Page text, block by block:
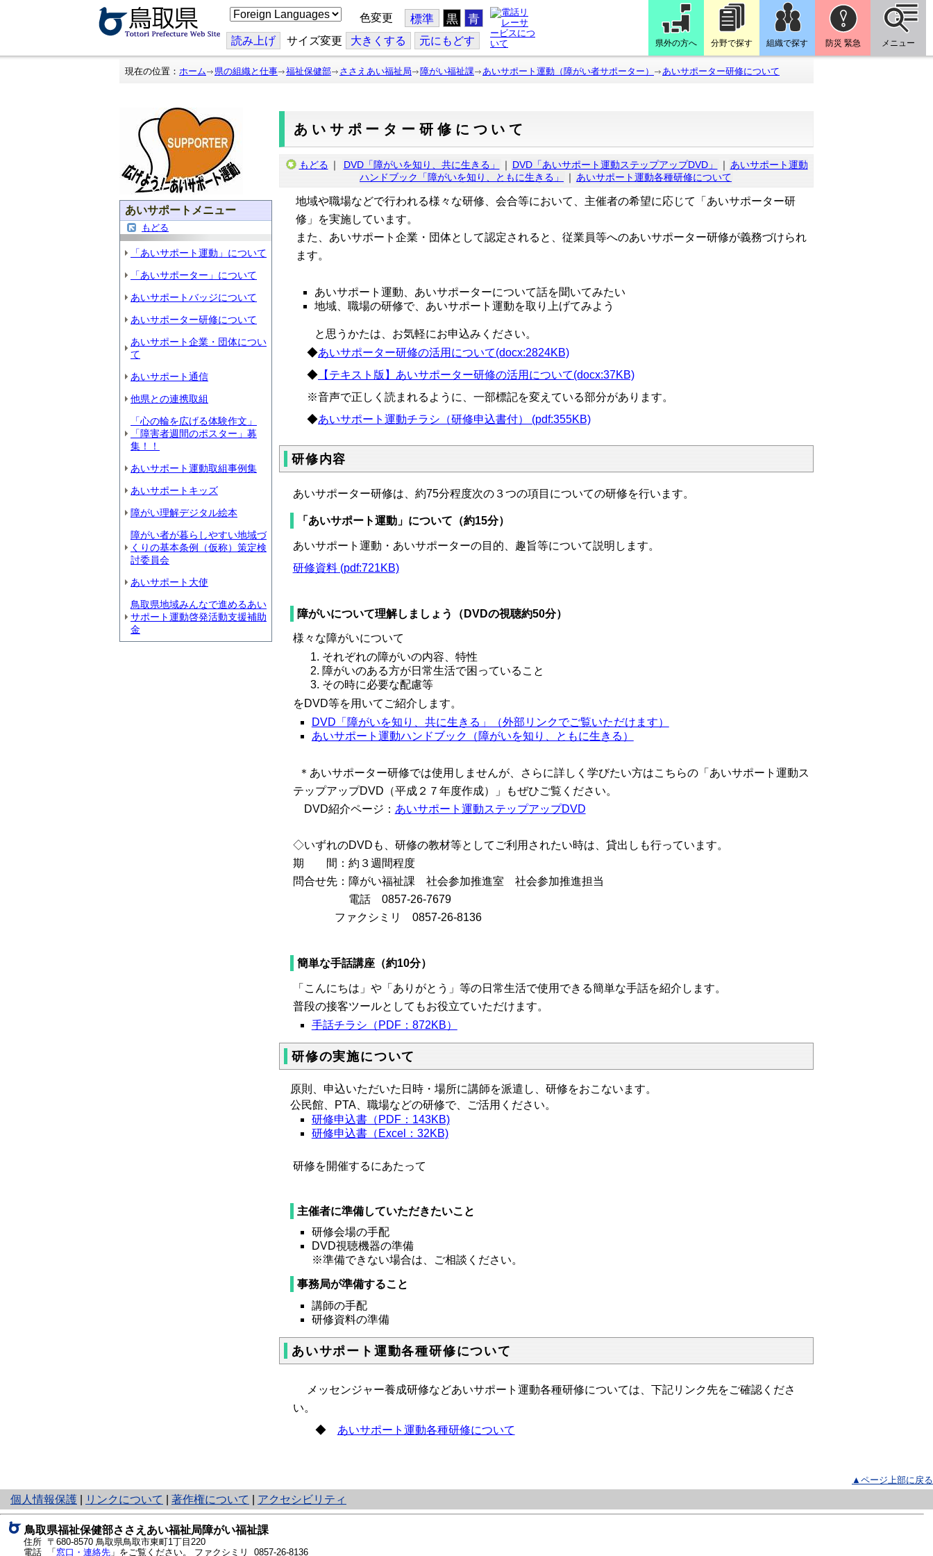
こ
の
ジ
を
翻
色変更 標準 黒 青
読み上げ サイズ変更 大きくする 元にもどす 県外の方へ 分野で探す 組織で探す 防災 緊急 メニュー
現在の位置： ホーム 県の組織と仕事 福祉保健部 ささえあい福祉局 障がい福祉課 あいサポート運動（障がい者サポーター） あいサポーター研修について
あいサポートメニュー
もどる
「あいサポート運動」について
「あいサポーター」について
あいサポートバッジについて
あいサポーター研修について
あいサポート企業・団体につい
て
あいサポート通信
他県との連携取組
「心の輪を広げる体験作文」
「障害者週間のポスター」募
集！！
あいサポート運動取組事例集
あいサポートキッズ
障がい理解デジタル絵本
障がい者が暮らしやすい地域づ
くりの基本条例（仮称）策定検
討委員会
あいサポート大使
鳥取県地域みんなで進めるあい
サポート運動啓発活動支援補助
金
あいサポーター研修について
もどる ｜ DVD「障がいを知り、共に生きる」 ｜ DVD「あいサポート運動ステップアップDVD」 ｜ あいサポート運動
ハンドブック「障がいを知り、ともに生きる」
｜ あいサポート運動各種研修について
地域や職場などで行われる様々な研修、会合等において、主催者の希望に応じて「あいサポーター研
修」を実施しています。
また、あいサポート企業・団体として認定されると、従業員等へのあいサポーター研修が義務づけられ
ます。
あいサポート運動、あいサポーターについて話を聞いてみたい
地域、職場の研修で、あいサポート運動を取り上げてみよう
と思うかたは、お気軽にお申込みください。
◆あいサポーター研修の活用について(docx:2824KB)
◆ 【テキスト版】あいサポーター研修の活用について(docx:37KB)
※音声で正しく読まれるように、一部標記を変えている部分があります。
◆あいサポート運動チラシ（研修申込書付） (pdf:355KB)
研修内容
あいサポーター研修は、約75分程度次の３つの項目についての研修を行います。
「あいサポート運動」について（約15分）
あいサポート運動・あいサポーターの目的、趣旨等について説明します。
研修資料 (pdf:721KB)
障がいについて理解しましょう（DVDの視聴約50分）
様々な障がいについて
それぞれの障がいの内容、特性
障がいのある方が日常生活で困っていること
その時に必要な配慮等
をDVD等を用いてご紹介します。
DVD「障がいを知り、共に生きる」（外部リンクでご覧いただけます）
あいサポート運動ハンドブック（障がいを知り、ともに生きる）
＊あいサポーター研修では使用しませんが、さらに詳しく学びたい方はこちらの「あいサポート運動ス
テップアップDVD（平成２７年度作成）」もぜひご覧ください。
DVD紹介ページ： あいサポート運動ステップアップDVD
◇いずれのDVDも、研修の教材等としてご利用されたい時は、貸出しも行っています。
期 間：約３週間程度
問合せ先：障がい福祉課 社会参加推進室 社会参加推進担当
電話 0857-26-7679
ファクシミリ 0857-26-8136
簡単な手話講座（約10分）
「こんにちは」や「ありがとう」等の日常生活で使用できる簡単な手話を紹介します。
普段の接客ツールとしてもお役立ていただけます。
手話チラシ（PDF：872KB）
研修の実施について
原則、申込いただいた日時・場所に講師を派遣し、研修をおこないます。
公民館、PTA、職場などの研修で、ご活用ください。
研修申込書（PDF：143KB)
研修申込書（Excel：32KB)
研修を開催するにあたって
主催者に準備していただきたいこと
研修会場の手配
DVD視聴機器の準備
※準備できない場合は、ご相談ください。
事務局が準備すること
講師の手配
研修資料の準備
あいサポート運動各種研修について
メッセンジャー養成研修などあいサポート運動各種研修については、下記リンク先をご確認くださ
い。
◆ あいサポート運動各種研修について
▲ページ上部に戻る
個人情報保護
と
り
ネ
ッ
ト
リンクについて 著作権について アクセシビリティ
鳥取県福祉保健部ささえあい福祉局障がい福祉課
住所 〒680-8570 鳥取県鳥取市東町1丁目220
電話 「窓口・連絡先 」をご覧ください。 ファクシミリ 0857-26-8136